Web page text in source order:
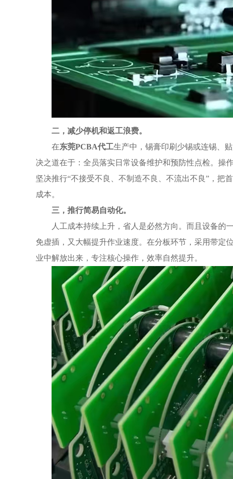
二，减少停机和返工浪费。
在东莞PCBA代工生产中，锡膏印刷少锡或连锡、
决之道在于：全员落实日常设备维护和预防性点检。操
坚决推行“不接受不良、不制造不良、不流出不良”，把
成本。
三，推行简易自动化。
人工成本持续上升，省人是必然方向。而且设备的
免虚插，又大幅提升作业速度。在分板环节，采用带定
业中解放出来，专注核心操作，效率自然提升。